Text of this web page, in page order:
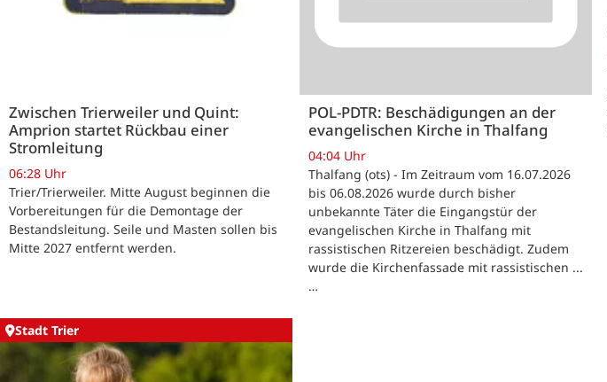
Zwischen Trierweiler und Quint:
Amprion startet Rückbau einer
Stromleitung
06:28 Uhr
Trier/Trierweiler. Mitte August beginnen die
Vorbereitungen für die Demontage der
Bestandsleitung. Seile und Masten sollen bis
Mitte 2027 entfernt werden.
POL-PDTR: Beschädigungen an der
evangelischen Kirche in Thalfang
04:04 Uhr
Thalfang (ots) - Im Zeitraum vom 16.07.2026
bis 06.08.2026 wurde durch bisher
unbekannte Täter die Eingangstür der
evangelischen Kirche in Thalfang mit
rassistischen Ritzereien beschädigt. Zudem
wurde die Kirchenfassade mit rassistischen ...
…
Stadt Trier